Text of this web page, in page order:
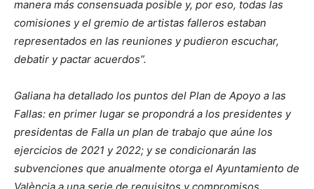
manera más consensuada posible y, por eso, todas las
comisiones y el gremio de artistas falleros estaban
representados en las reuniones y pudieron escuchar,
debatir y pactar acuerdos”.
Galiana ha detallado los puntos del Plan de Apoyo a las
Fallas: en primer lugar se propondrá a los presidentes y
presidentas de Falla un plan de trabajo que aúne los
ejercicios de 2021 y 2022; y se condicionarán las
subvenciones que anualmente otorga el Ayuntamiento de